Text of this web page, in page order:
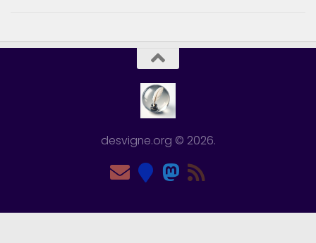
desvigne.org © 2026.